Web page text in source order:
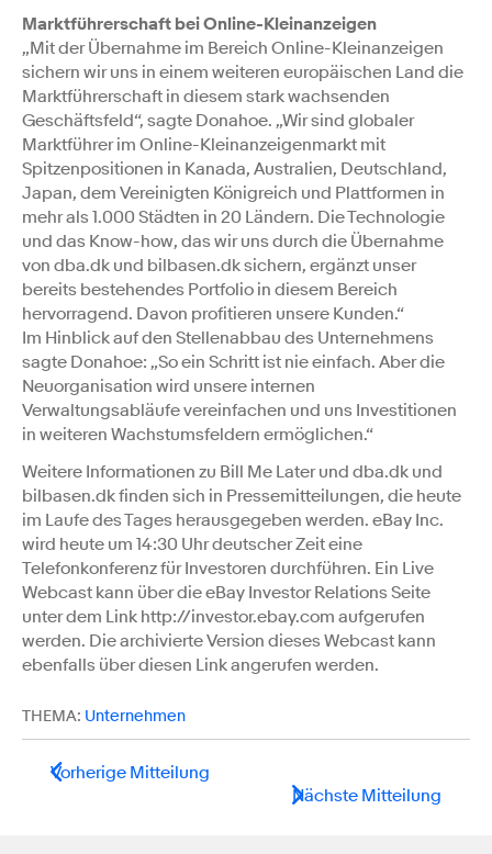
Marktführerschaft bei Online-Kleinanzeigen
„Mit der Übernahme im Bereich Online-Kleinanzeigen
sichern wir uns in einem weiteren europäischen Land die
Marktführerschaft in diesem stark wachsenden
Geschäftsfeld“, sagte Donahoe. „Wir sind globaler
Marktführer im Online-Kleinanzeigenmarkt mit
Spitzenpositionen in Kanada, Australien, Deutschland,
Japan, dem Vereinigten Königreich und Plattformen in
mehr als 1.000 Städten in 20 Ländern. Die Technologie
und das Know-how, das wir uns durch die Übernahme
von dba.dk und bilbasen.dk sichern, ergänzt unser
bereits bestehendes Portfolio in diesem Bereich
hervorragend. Davon profitieren unsere Kunden.“
Im Hinblick auf den Stellenabbau des Unternehmens
sagte Donahoe: „So ein Schritt ist nie einfach. Aber die
Neuorganisation wird unsere internen
Verwaltungsabläufe vereinfachen und uns Investitionen
in weiteren Wachstumsfeldern ermöglichen.“
Weitere Informationen zu Bill Me Later und dba.dk und
bilbasen.dk finden sich in Pressemitteilungen, die heute
im Laufe des Tages herausgegeben werden. eBay Inc.
wird heute um 14:30 Uhr deutscher Zeit eine
Telefonkonferenz für Investoren durchführen. Ein Live
Webcast kann über die eBay Investor Relations Seite
unter dem Link http://investor.ebay.com aufgerufen
werden. Die archivierte Version dieses Webcast kann
ebenfalls über diesen Link angerufen werden.
THEMA: Unternehmen
Vorherige Mitteilung
Nächste Mitteilung